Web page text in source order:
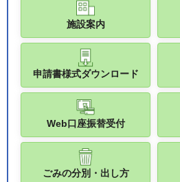
施設案内
申請書様式ダウンロード
Web口座振替受付
ごみの分別・出し方